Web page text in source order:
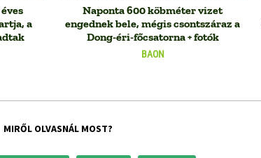
a
BAON
Naponta 600 köbméter vizet
engednek bele, mégis csontszáraz a
Dong-éri-főcsatorna + fotók
MIRŐL OLVASNÁL MOST?